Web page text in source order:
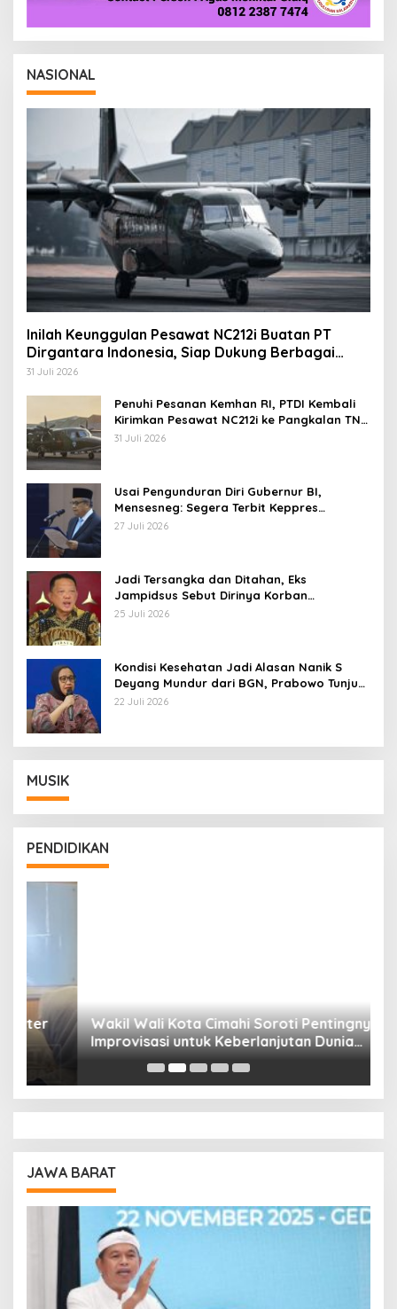
NASIONAL
Inilah Keunggulan Pesawat NC212i Buatan PT
Dirgantara Indonesia, Siap Dukung Berbagai
Operasi TNI
31 Juli 2026
Penuhi Pesanan Kemhan RI, PTDI Kembali
Kirimkan Pesawat NC212i ke Pangkalan TNI
AU
31 Juli 2026
Usai Pengunduran Diri Gubernur BI,
Mensesneg: Segera Terbit Keppres
Pemberhentian dengan Hormat
27 Juli 2026
Jadi Tersangka dan Ditahan, Eks
Jampidsus Sebut Dirinya Korban
Kriminalisasi
25 Juli 2026
Kondisi Kesehatan Jadi Alasan Nanik S
Deyang Mundur dari BGN, Prabowo Tunjuk
Wamentan Sudaryono
22 Juli 2026
MUSIK
PENDIDIKAN
Wakil Wali Kota Cimahi Soroti Pentingnya
Improvisasi untuk Keberlanjutan Dunia
Pendidikan
JAWA BARAT